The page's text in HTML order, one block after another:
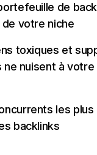
de
votre niche
toxiques et
ne nuisent à
les
backlinks